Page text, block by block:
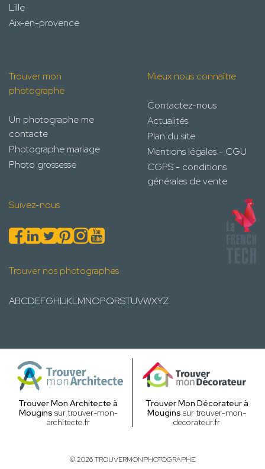
Lille
Aix-en-provence
Trouver mon
photographe
Un photographe me
contacte
Photographe mariage
Photo grossesse
Mieux nous connaître
Contactez-nous
Actualités
Plan du site
Mentions légales - CGU
CGPS - conditions
générales de vente
Suivez-nous
Trouver nos photographes
ABCDEFGHIJKLMNOPQRSTUVWXYZ
Trouver Mon Architecte à
Mougins sur trouver-mon-
architecte.fr
Trouver Mon Décorateur à
Mougins sur trouver-mon-
decorateur.fr
© 2026 TROUVERMONPHOTOGRAPHE